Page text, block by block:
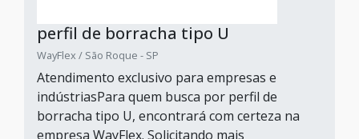
perfil de borracha tipo U
WayFlex / São Roque - SP
Atendimento exclusivo para empresas e
indústriasPara quem busca por perfil de
borracha tipo U, encontrará com certeza na
empresa WayFlex. Solicitando mais